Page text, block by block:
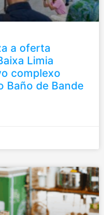
a oferta
Limia
complexo
Baño de Bande